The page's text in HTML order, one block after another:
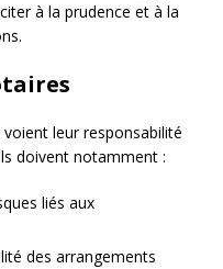
à la prudence et à la
leur responsabilité
doivent notamment :
liés aux
des arrangements